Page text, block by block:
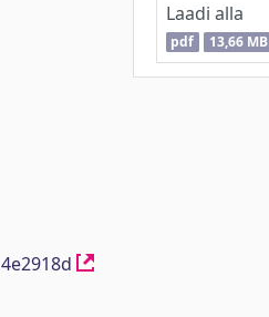
Laadi alla
pdf 13,66 MB